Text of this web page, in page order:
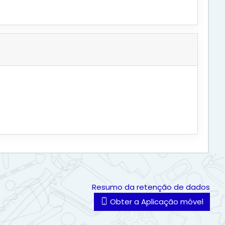
Resumo da retenção de dados
Obter a Aplicação móvel